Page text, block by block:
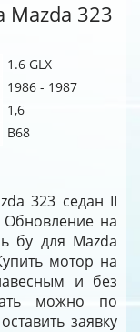
Mazda 323
1.6 GLX
1986 - 1987
1,6
B68
323 седан II
на
бу для Mazda
мотор на
и без
можно по
заявку